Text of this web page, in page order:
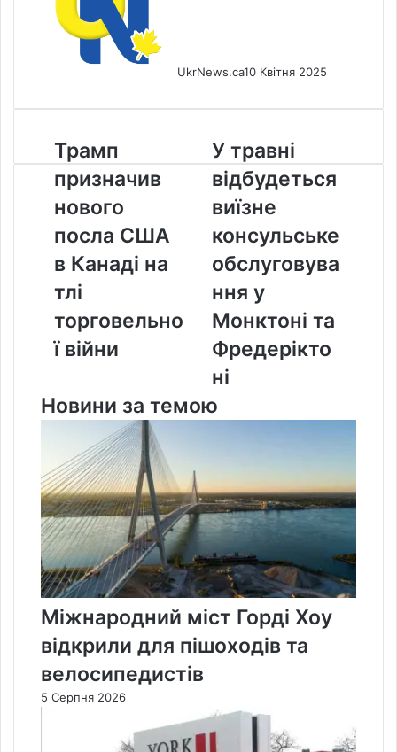
UkrNews.ca10 Квітня 2025
Трамп
призначив
нового
посла
США
в
Канаді
на
тлі
війни
Трамп
призначив
нового
посла США
в Канаді на
тлі
торговельно
ї війни
У
травні
відбудеться
виїзне
консульське
обслуговування
у
Монктоні
та
Фредеріктоні
У травні
відбудеться
виїзне
консульське
обслуговува
ння у
Монктоні та
Фредерікто
ні
Новини за темою
Міжнародний міст Горді Хоу
відкрили для пішоходів та
велосипедистів
5 Серпня 2026